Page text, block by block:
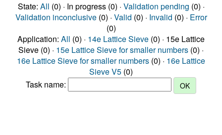
State: All (0) · In progress (0) · Validation pending (0) ·
Validation inconclusive(0) · Valid (0) · Invalid (0) · Error
(0)
Application: All (0) · 14e Lattice Sieve (0) · 15e Lattice
Sieve (0) · 15e Lattice Sieve for smaller numbers (0) ·
16e Lattice Sieve for smaller numbers (0) · 16e Lattice
Sieve V5 (0)
Task name: